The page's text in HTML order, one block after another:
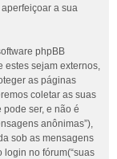
a sua
phpBB
estes sejam externos,
as páginas
coletar as suas
ser, e não é
anônimas”),
sob as mensagens
no fórum(“suas